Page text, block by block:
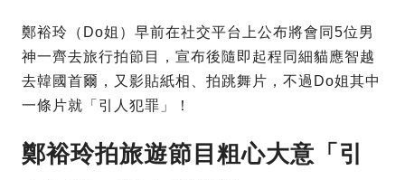
鄭裕玲（Do姐）早前在社交平台上公布將會同5位男
神一齊去旅行拍節目，宣布後隨即起程同細貓應智越
去韓國首爾，又影貼紙相、拍跳舞片，不過Do姐其中
一條片就「引人犯罪」！
鄭裕玲拍旅遊節目粗心大意「引